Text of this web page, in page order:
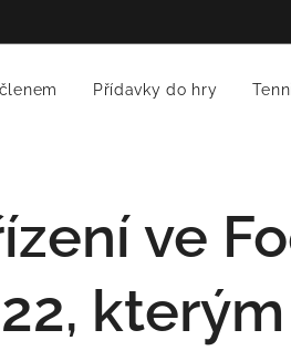
Přídavky do hry
ve